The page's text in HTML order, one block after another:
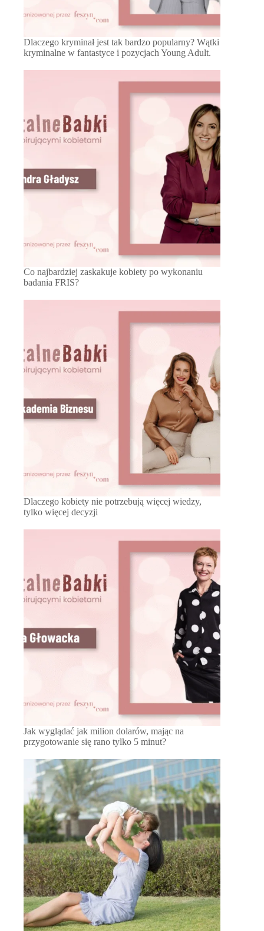
Dlaczego kryminał jest tak bardzo popularny? Wątki
kryminalne w fantastyce i pozycjach Young Adult.
Co najbardziej zaskakuje kobiety po wykonaniu
badania FRIS?
Dlaczego kobiety nie potrzebują więcej wiedzy,
tylko więcej decyzji
Jak wyglądać jak milion dolarów, mając na
przygotowanie się rano tylko 5 minut?